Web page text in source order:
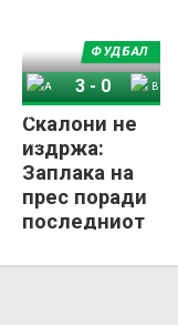
Скалони не
издржа:
Заплака на
прес поради
последниот
во Аргентина
ФУДБАЛ
Аргентина
3- 0